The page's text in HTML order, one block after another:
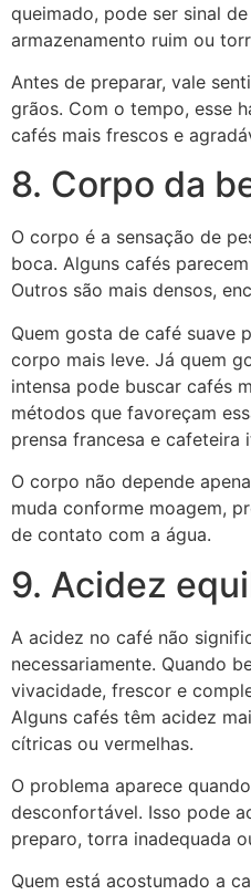
queimado, pode ser sinal
armazenamento ruim ou
Antes de preparar, vale
grãos. Com o tempo, esse
cafés mais frescos e
8. Corpo da
O corpo é a sensação de
boca. Alguns cafés
Outros são mais densos,
Quem gosta de café suave
corpo mais leve. Já quem
intensa pode buscar cafés
métodos que favoreçam
prensa francesa e cafeteira
O corpo não depende
muda conforme moagem,
de contato com a água.
9. Acidez
A acidez no café não
necessariamente. Quando
vivacidade, frescor e
Alguns cafés têm acidez
cítricas ou vermelhas.
O problema aparece
desconfortável. Isso pode
preparo, torra inadequada
Quem está acostumado a